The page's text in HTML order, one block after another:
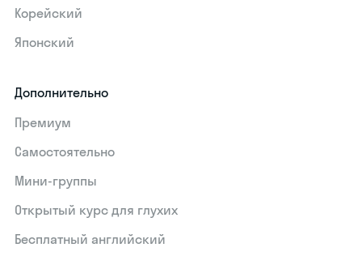
Корейский
Японский
Дополнительно
Премиум
Самостоятельно
Мини-группы
Открытый курс для глухих
Бесплатный английский